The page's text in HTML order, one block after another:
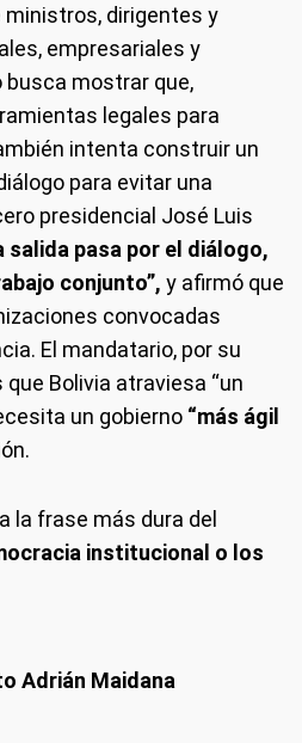
dirigentes y
empresariales y
busca mostrar que,
legales para
intenta construir un
para evitar una
presidencial José Luis
salida pasa por el diálogo,
conjunto”, y afirmó que
convocadas
El mandatario, por su
Bolivia atraviesa “un
un gobierno “más ágil
la frase más dura del
institucional o los
Adrián Maidana